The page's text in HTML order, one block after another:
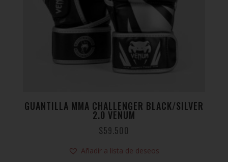
GUANTILLA MMA CHALLENGER BLACK/SILVER
2.0 VENUM
$59.500
Añadir a lista de deseos